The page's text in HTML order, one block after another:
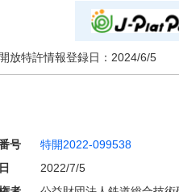
開放特許情報登録日： 2024/6/5
号 特開2022-099538
2022/7/5